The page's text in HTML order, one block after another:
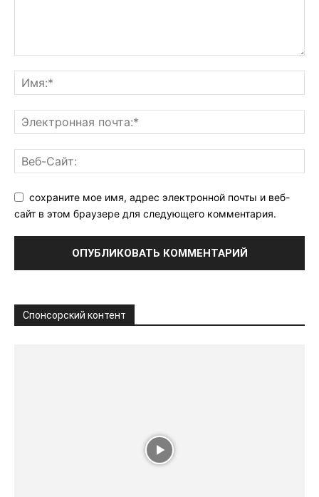
сохраните мое имя, адрес электронной почты и веб-
сайт в этом браузере для следующего комментария.
Спонсорский контент